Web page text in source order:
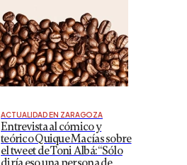
ACTUALIDAD EN ZARAGOZA
Entrevista al cómico y
teórico Quique Macías sobre
el tweet de Toni Albá: “Sólo